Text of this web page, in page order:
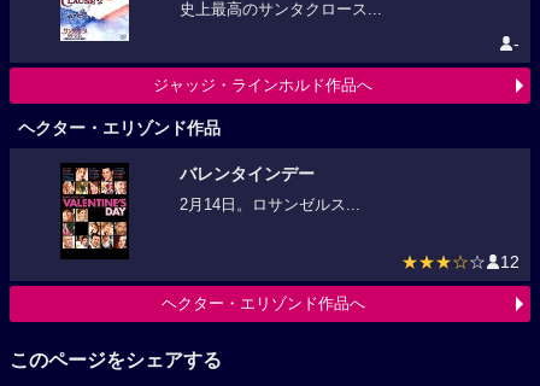
史上最高のサンタクロース...
-
ジャッジ・ラインホルド作品へ
ヘクター・エリゾンド作品
バレンタインデー
2月14日。ロサンゼルス...
★★★☆☆ 12
ヘクター・エリゾンド作品へ
このページをシェアする